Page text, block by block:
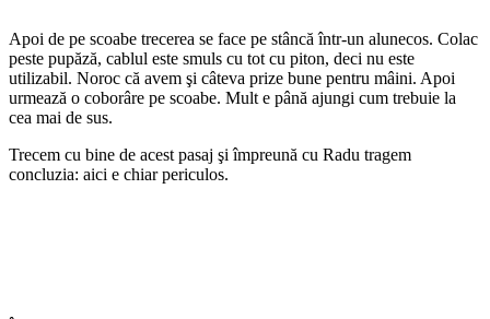
Apoi de pe scoabe trecerea se face pe stâncă într-un alunecos. Colac
peste pupăză, cablul este smuls cu tot cu piton, deci nu este
utilizabil. Noroc că avem şi câteva prize bune pentru mâini. Apoi
urmează o coborâre pe scoabe. Mult e până ajungi cum trebuie la
cea mai de sus.
Trecem cu bine de acest pasaj şi împreună cu Radu tragem
concluzia: aici e chiar periculos.